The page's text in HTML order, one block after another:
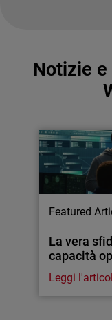
Notizie
Featured
La vera
capacità
Leggi